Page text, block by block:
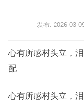
发布: 2026-03-
心有所感村头立，
配
心有所感村头立，